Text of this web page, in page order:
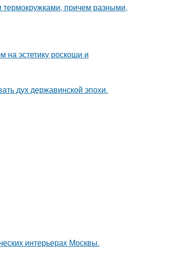
термокружками, причем разными,
эстетику роскоши и
дух державинской эпохи.
интерьерах Москвы.